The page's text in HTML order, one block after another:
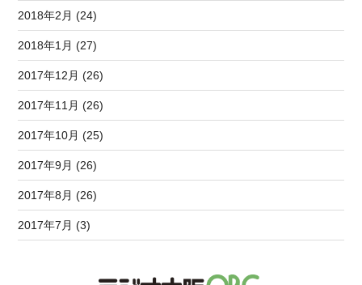
2018年2月 (24)
2018年1月 (27)
2017年12月 (26)
2017年11月 (26)
2017年10月 (25)
2017年9月 (26)
2017年8月 (26)
2017年7月 (3)